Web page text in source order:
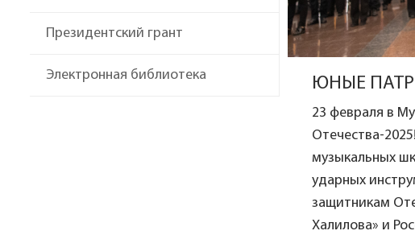
Президентский грант
Электронная библиотека ЮНЫЕ
23 февраля в
Отечества-
музыкальных
ударных
защитникам
Халилова» и